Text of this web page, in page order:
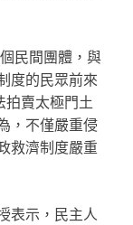
民間團體，與
度的民眾前來
拍賣太極門土
，不僅嚴重侵
救濟制度嚴重
表示，民主人